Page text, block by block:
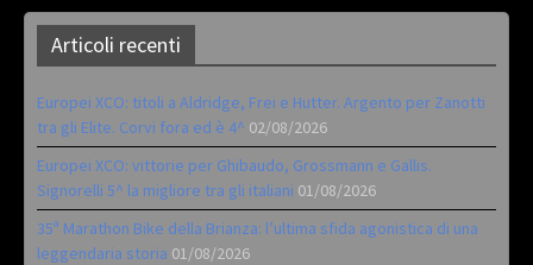
Articoli recenti
Europei XCO: titoli a Aldridge, Frei e Hutter. Argento per Zanotti
tra gli Elite. Corvi fora ed è 4^ 02/08/2026
Europei XCO: vittorie per Ghibaudo, Grossmann e Gallis.
Signorelli 5^ la migliore tra gli italiani 01/08/2026
35ª Marathon Bike della Brianza: l’ultima sfida agonistica di una
leggendaria storia 01/08/2026